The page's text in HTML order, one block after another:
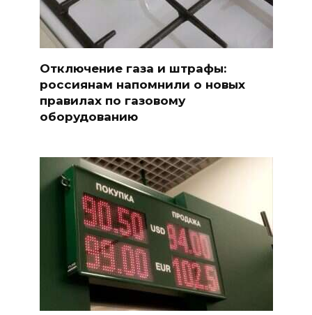
Отключение газа и штрафы:
россиянам напомнили о новых
правилах по газовому
оборудованию